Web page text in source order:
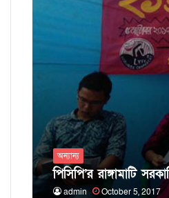
অন্যান্য
পিসিপি’র রাঙ্গামাটি
admin October 5, 2017